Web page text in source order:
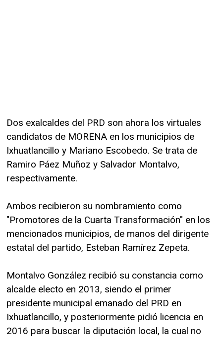
Dos exalcaldes del PRD son ahora los virtuales
candidatos de MORENA en los municipios de
Ixhuatlancillo y Mariano Escobedo. Se trata de
Ramiro Páez Muñoz y Salvador Montalvo,
respectivamente.
Ambos recibieron su nombramiento como
"Promotores de la Cuarta Transformación" en los
mencionados municipios, de manos del dirigente
estatal del partido, Esteban Ramírez Zepeta.
Montalvo González recibió su constancia como
alcalde electo en 2013, siendo el primer
presidente municipal emanado del PRD en
Ixhuatlancillo, y posteriormente pidió licencia en
2016 para buscar la diputación local, la cual no